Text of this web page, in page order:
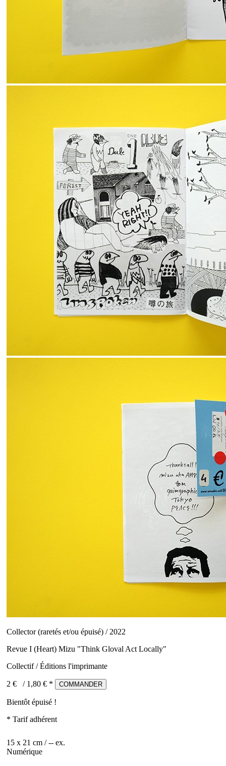
Collector (raretés et/ou épuisé) / 2022
Revue I (Heart) Mizu "Think Gloval Act Locally"
Collectif / Éditions l'imprimante
2 € / 1,80 € * COMMANDER
Bientôt épuisé !
* Tarif adhérent
15 x 21 cm / -- ex.
Numérique